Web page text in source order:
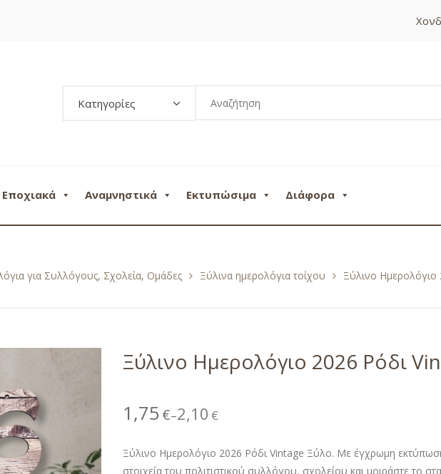
Κατηγορίες
Εποχιακά Αναμνηστικά Εκτυπώσιμα Διάφορα
για Συλλόγους, Σχολεία, Ομάδες Ξύλινα ημερολόγια τοίχου Ξύλινο
Ξύλινο Ημερολόγιο 2026 Ρόδι
1,75 €–2,10 €
Ξύλινο Ημερολόγιο 2026 Ρόδι Vintage Ξύλο. Με έγχρωμη
στοιχεία του πολιτιστικού συλλόγου, σχολείου και μοιράστε το